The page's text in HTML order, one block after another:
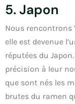
5. Japon
Nous
elle est devenue
réputées du
précision à leur
que sont nés les
brutes du ramen